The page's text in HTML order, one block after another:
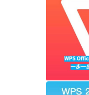
WPS Office